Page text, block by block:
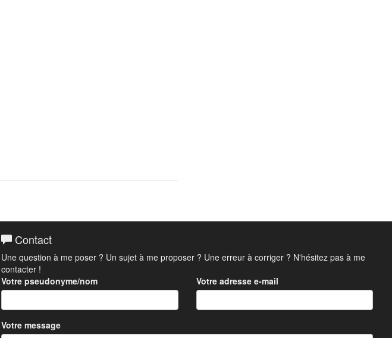
Contact
Une question à me poser ? Un sujet à me proposer ? Une erreur à corriger ? N'hésitez pas à me
contacter !
Votre pseudonyme/nom
Votre adresse e-mail
Votre message